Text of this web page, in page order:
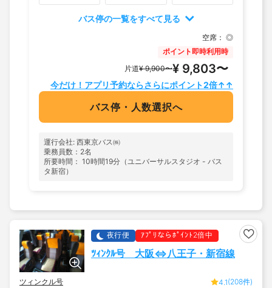
バス停の一覧をすべて見る
空席： ◎
ポイント即時利用時
片道¥ 9,900〜¥ 9,803〜
今だけ！アプリ予約ならさらにポイント2倍↑↑
バス停・人数選択へ
運行会社: 西東京バス㈱
乗務員数：2名
所要時間： 10時間19分（ユニバーサルスタジオ - バス
タ新宿）
夜行便 ｱﾌﾟﾘならﾎﾟｲﾝﾄ2倍中
ﾂｨﾝｸﾙ号 大阪⇔八王子・新宿線
ツィンクル号 4.1(208件)